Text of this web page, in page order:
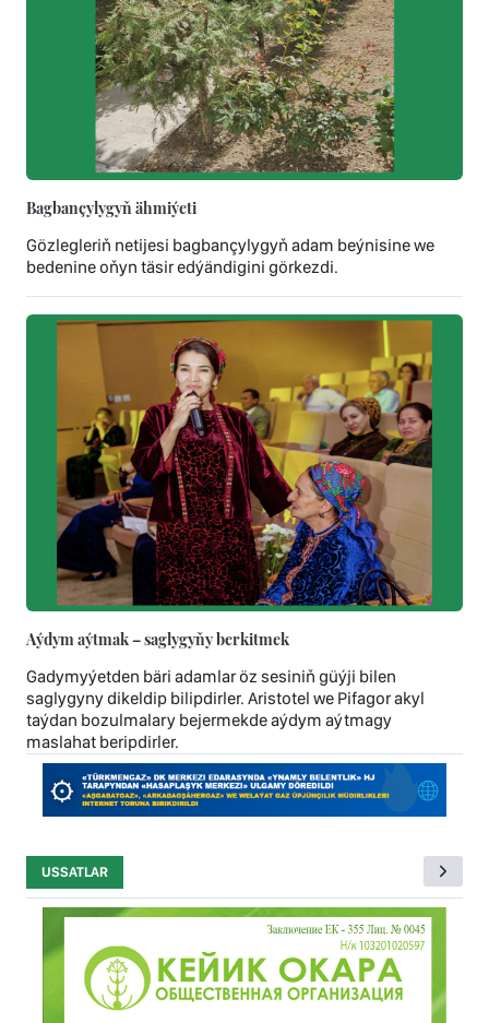
Bagbançylygyň ähmiýeti
Gözlegleriň netijesi bagbançylygyň adam beýnisine we
bedenine oňyn täsir edýändigini görkezdi.
Aýdym aýtmak – saglygyňy berkitmek
Gadymyýetden bäri adamlar öz sesiniň güýji bilen
saglygyny dikeldip bilipdirler. Aristotel we Pifagor akyl
taýdan bozulmalary bejermekde aýdym aýtmagy
maslahat beripdirler.
USSATLAR